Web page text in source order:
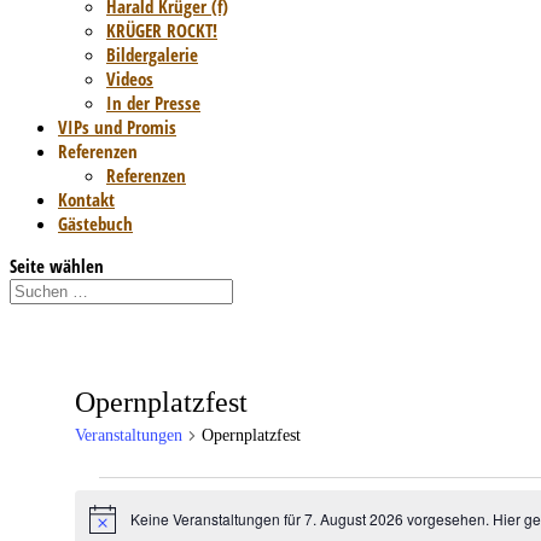
Harald Krüger (f)
KRÜGER ROCKT!
Bildergalerie
Videos
In der Presse
VIPs und Promis
Referenzen
Referenzen
Kontakt
Gästebuch
Seite wählen
Opernplatzfest
Veranstaltungen Opernplatzfest
Veranstaltungen
HinweisKeine Veranstaltungen für 7. August 2026 vorgesehen. Hier